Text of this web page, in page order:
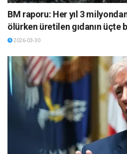
BM raporu: Her yıl 3
ölürken üretilen gıdanın üçte
2026-03-30